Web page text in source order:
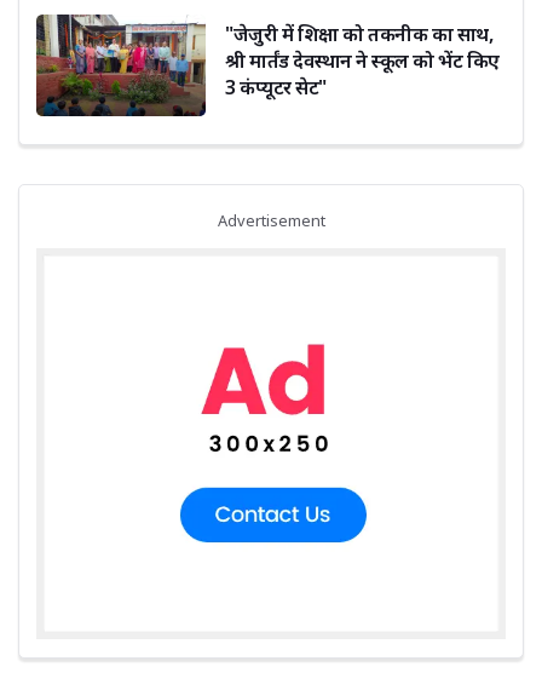
"जेजुरी में शिक्षा को तकनीक का साथ,
श्री मार्तंड देवस्थान ने स्कूल को भेंट किए
3 कंप्यूटर सेट"
Advertisement